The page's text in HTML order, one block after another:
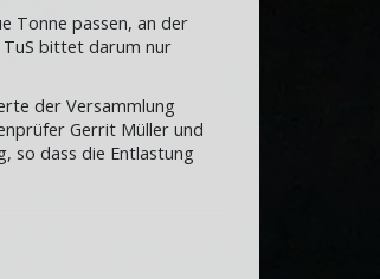
Tonne passen, an der
TuS bittet darum nur
der Versammlung
Gerrit Müller und
so dass die Entlastung